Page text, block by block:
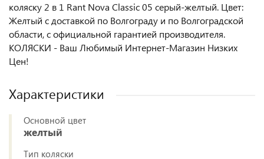
коляску 2 в 1 Rant Nova Classic 05 серый-желтый. Цвет:
Желтый с доставкой по Волгограду и по Волгоградской
области, с официальной гарантией производителя.
КОЛЯСКИ - Ваш Любимый Интернет-Магазин Низких
Цен!
Характеристики
Основной цвет
желтый
Тип коляски